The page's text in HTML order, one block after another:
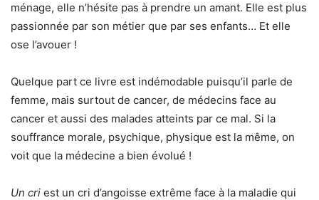
ménage, elle n’hésite pas à prendre un amant. Elle est plus
passionnée par son métier que par ses enfants… Et elle
ose l’avouer !
Quelque part ce livre est indémodable puisqu’il parle de
femme, mais surtout de cancer, de médecins face au
cancer et aussi des malades atteints par ce mal. Si la
souffrance morale, psychique, physique est la même, on
voit que la médecine a bien évolué !
Un cri est un cri d’angoisse extrême face à la maladie qui